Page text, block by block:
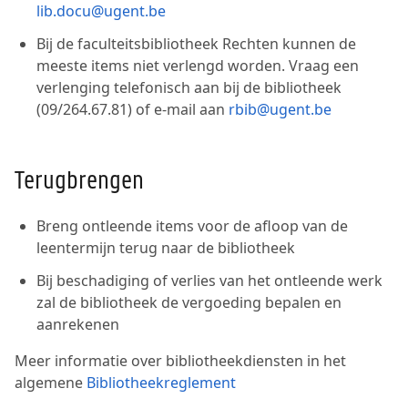
lib.docu@ugent.be
Bij de faculteitsbibliotheek Rechten kunnen de
meeste items niet verlengd worden. Vraag een
verlenging telefonisch aan bij de bibliotheek
(09/264.67.81) of e-mail aan rbib@ugent.be
Terugbrengen
Breng ontleende items voor de afloop van de
leentermijn terug naar de bibliotheek
Bij beschadiging of verlies van het ontleende werk
zal de bibliotheek de vergoeding bepalen en
aanrekenen
Meer informatie over bibliotheekdiensten in het
algemene Bibliotheekreglement